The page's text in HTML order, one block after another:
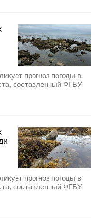
прогноз погоды в
составленный ФГБУ.
прогноз погоды в
составленный ФГБУ.